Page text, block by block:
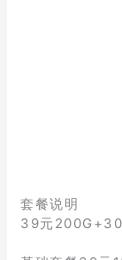
套餐说明
39元